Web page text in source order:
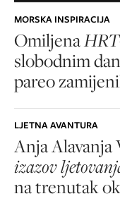
MORSKA INSPIRACIJA
Omiljena
slobodnim
pareo
LJETNA AVANTURA
Anja
izazov
na trenutak